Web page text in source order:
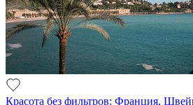
Красота без фильтров: Франция,